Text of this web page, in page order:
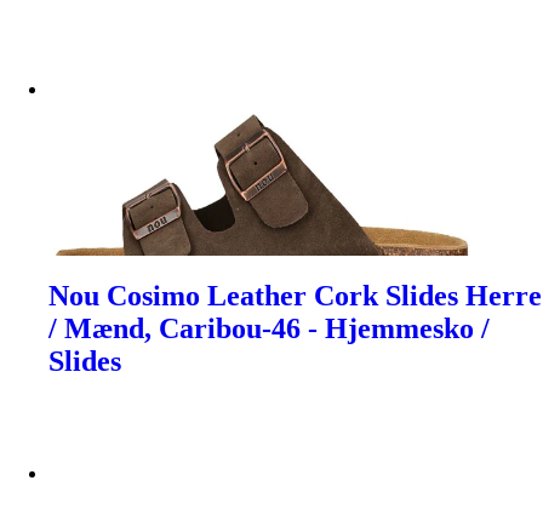
Nou Cosimo Leather Cork Slides Herre
/ Mænd, Caribou-46 - Hjemmesko /
Slides